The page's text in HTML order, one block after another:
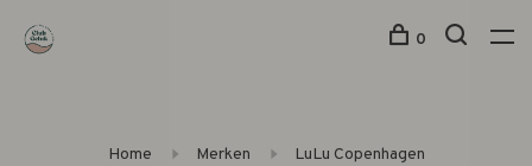
0
Home Merken LuLu Copenhagen